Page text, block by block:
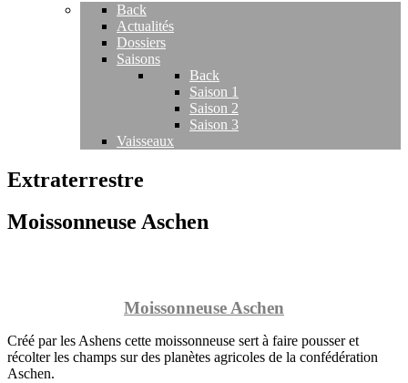
Back
Actualités
Dossiers
Saisons
Back
Saison 1
Saison 2
Saison 3
Vaisseaux
Extraterrestre
Moissonneuse Aschen
Moissonneuse Aschen
Créé par les Ashens cette moissonneuse sert à faire pousser et
récolter les champs sur des planètes agricoles de la confédération
Aschen.